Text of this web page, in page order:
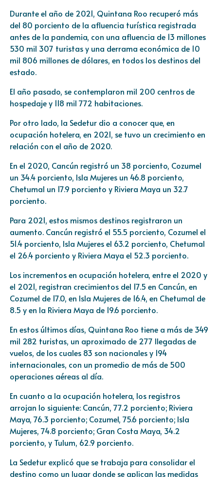
Durante el año de 2021, Quintana Roo recuperó más
del 80 porciento de la afluencia turística registrada
antes de la pandemia, con una afluencia de 13 millones
530 mil 307 turistas y una derrama económica de 10
mil 806 millones de dólares, en todos los destinos del
estado.
El año pasado, se contemplaron mil 200 centros de
hospedaje y 118 mil 772 habitaciones.
Por otro lado, la Sedetur dio a conocer que, en
ocupación hotelera, en 2021, se tuvo un crecimiento en
relación con el año de 2020.
En el 2020, Cancún registró un 38 porciento, Cozumel
un 34.4 porciento, Isla Mujeres un 46.8 porciento,
Chetumal un 17.9 porciento y Riviera Maya un 32.7
porciento.
Para 2021, estos mismos destinos registraron un
aumento. Cancún registró el 55.5 porciento, Cozumel el
51.4 porciento, Isla Mujeres el 63.2 porciento, Chetumal
el 26.4 porciento y Riviera Maya el 52.3 porciento.
Los incrementos en ocupación hotelera, entre el 2020 y
el 2021, registran crecimientos del 17.5 en Cancún, en
Cozumel de 17.0, en Isla Mujeres de 16.4, en Chetumal de
8.5 y en la Riviera Maya de 19.6 porciento.
En estos últimos días, Quintana Roo tiene a más de 349
mil 282 turistas, un aproximado de 277 llegadas de
vuelos, de los cuales 83 son nacionales y 194
internacionales, con un promedio de más de 500
operaciones aéreas al día.
En cuanto a la ocupación hotelera, los registros
arrojan lo siguiente: Cancún, 77.2 porciento; Riviera
Maya, 76.3 porciento; Cozumel, 75.6 porciento; Isla
Mujeres, 74.8 porciento; Gran Costa Maya, 34.2
porciento, y Tulum, 62.9 porciento.
La Sedetur explicó que se trabaja para consolidar el
destino como un lugar donde se aplican las medidas